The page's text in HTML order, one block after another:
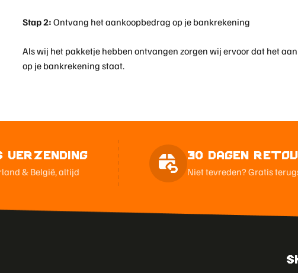
Stap 2: Ontvang het aankoopbedrag op je bankrekening
Als wij het pakketje hebben ontvangen zorgen wij ervoor dat het
op je bankrekening staat.
Verzending
& België, altijd
30 Dagen
Niet tevreden? Gratis